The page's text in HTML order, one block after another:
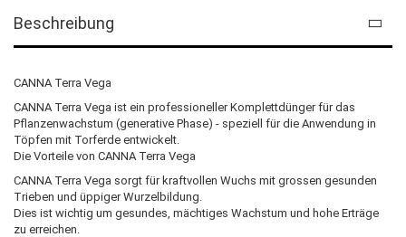
Beschreibung
CANNA Terra Vega
CANNA Terra Vega ist ein professioneller Komplettdünger für das
Pflanzenwachstum (generative Phase) - speziell für die Anwendung in
Töpfen mit Torferde entwickelt.
Die Vorteile von CANNA Terra Vega
CANNA Terra Vega sorgt für kraftvollen Wuchs mit grossen gesunden
Trieben und üppiger Wurzelbildung.
Dies ist wichtig um gesundes, mächtiges Wachstum und hohe Erträge
zu erreichen.